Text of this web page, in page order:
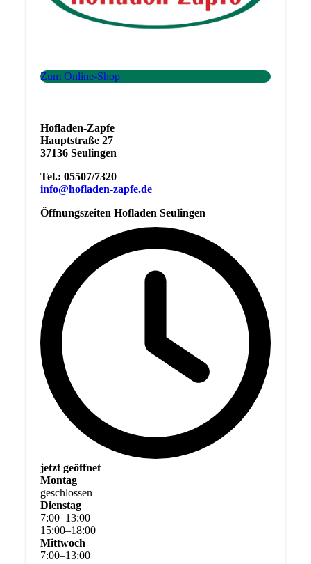
Zum Online-Shop
Hofladen-Zapfe
Hauptstraße 27
37136 Seulingen
Tel.: 05507/7320
info@hofladen-zapfe.de
Öffnungszeiten Hofladen Seulingen
jetzt geöffnet
Montag
geschlossen
Dienstag
7:00–13:00
15:00–18:00
Mittwoch
7:00–13:00